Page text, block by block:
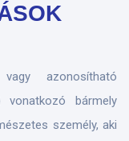
azonosítható
vonatkozó bármely
személy, aki